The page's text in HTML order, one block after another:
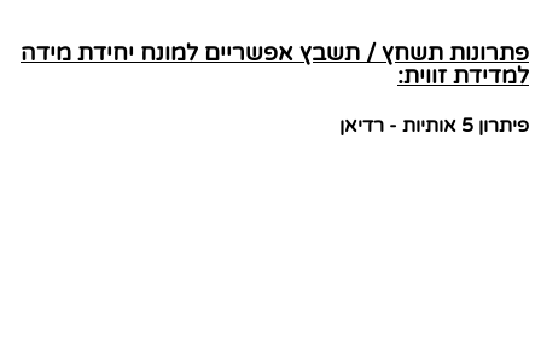
פתרונות תשחץ / תשבץ אפשריים למונח יחידת מידה
למדידת זווית:
פיתרון 5 אותיות - רדיאן